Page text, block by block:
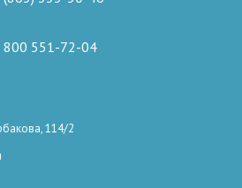
800 551-72-04
114/2